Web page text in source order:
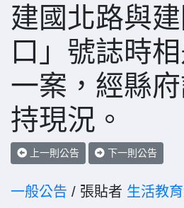
建國北路與
口」號誌時
一案，經縣
持現況。
上一則公告 下一則公告
一般公告 / 張貼者 生活教